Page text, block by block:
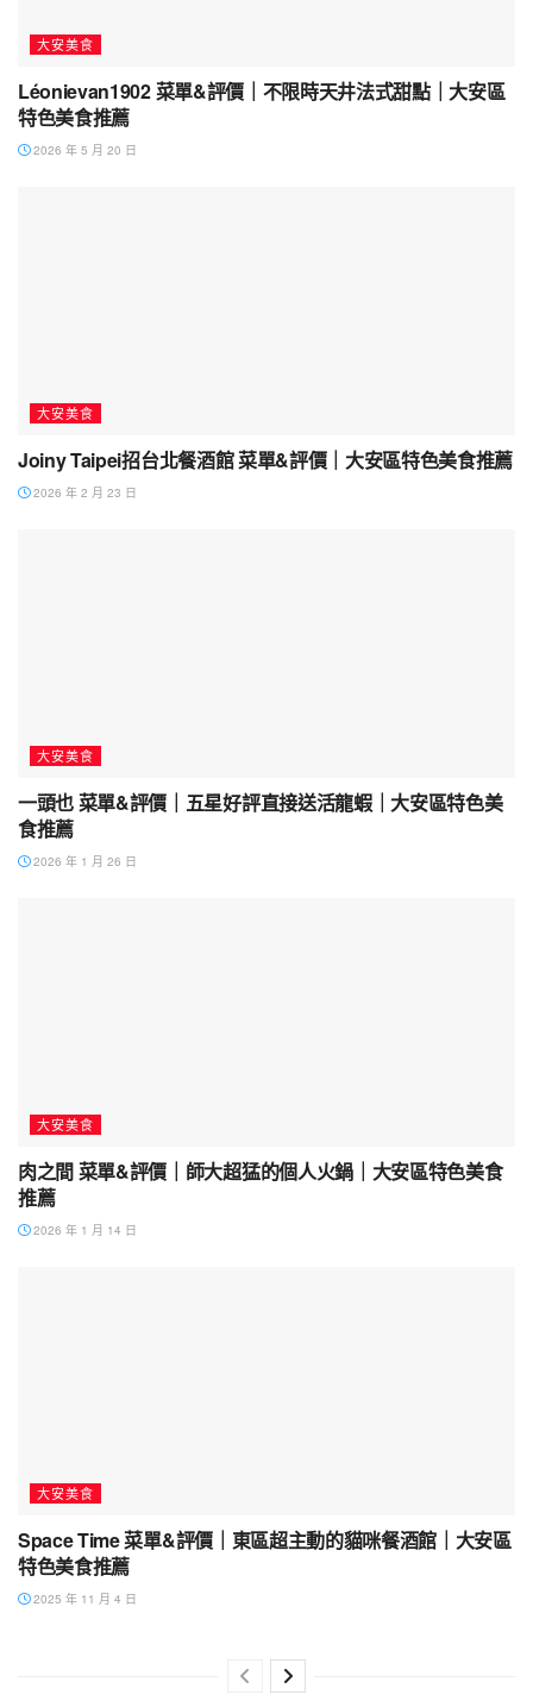
大安美食
Léonievan1902 菜單&評價｜不限時天井法式甜點｜大安區
特色美食推薦
2026 年 5 月 20 日
大安美食
Joiny Taipei招台北餐酒館 菜單&評價｜大安區特色美食推薦
2026 年 2 月 23 日
大安美食
一頭也 菜單&評價｜五星好評直接送活龍蝦｜大安區特色美
食推薦
2026 年 1 月 26 日
大安美食
肉之間 菜單&評價｜師大超猛的個人火鍋｜大安區特色美食
推薦
2026 年 1 月 14 日
大安美食
Space Time 菜單&評價｜東區超主動的貓咪餐酒館｜大安區
特色美食推薦
2025 年 11 月 4 日